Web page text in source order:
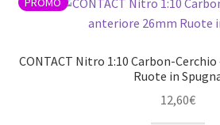
anteriore
26mm
in
Spugna
quantità
CONTACT Nitro 1:10 Carbon-
Ruote in
12,60€